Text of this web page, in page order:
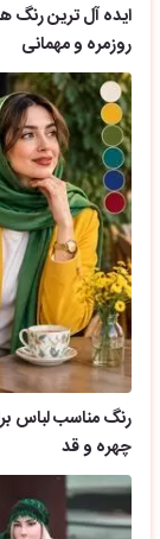
روزمره و مهمانی
رنگ مناسب لباس
چهره و قد